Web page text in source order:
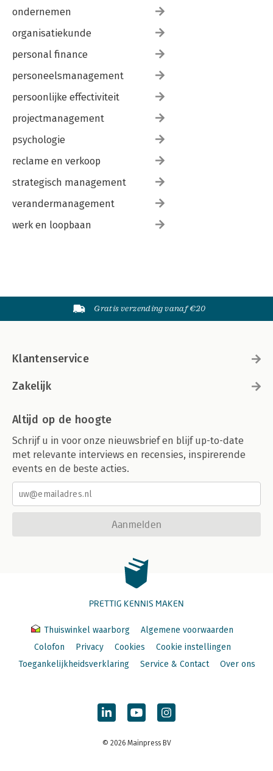
ondernemen
organisatiekunde
personal finance
personeelsmanagement
persoonlijke effectiviteit
projectmanagement
psychologie
reclame en verkoop
strategisch management
verandermanagement
werk en loopbaan
Gratis verzending vanaf €20
Klantenservice
Zakelijk
Altijd op de hoogte
Schrijf u in voor onze nieuwsbrief en blijf up-to-date
met relevante interviews en recensies, inspirerende
events en de beste acties.
Aanmelden
PRETTIG KENNIS MAKEN
Thuiswinkel waarborg
Algemene voorwaarden
Colofon
Privacy Cookies
Cookie instellingen
Toegankelijkheidsverklaring
Service & Contact Over ons
© 2026 Mainpress BV